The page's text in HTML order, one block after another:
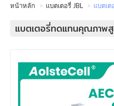
หน้าหลัก แบตเตอรี่ JBL แบตเต
แบตเตอรี่ทดแทนคุณภาพสู